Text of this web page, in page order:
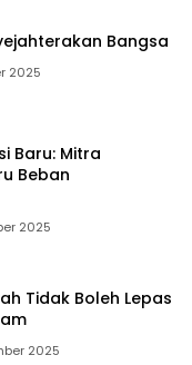
Bangsa
2025
Baru: Mitra
Beban
2025
Tidak Boleh Lepas
2025